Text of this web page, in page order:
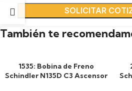
SOLICITAR
También te
1535: Bobina de Freno
Schindler N135D C3 Ascensor